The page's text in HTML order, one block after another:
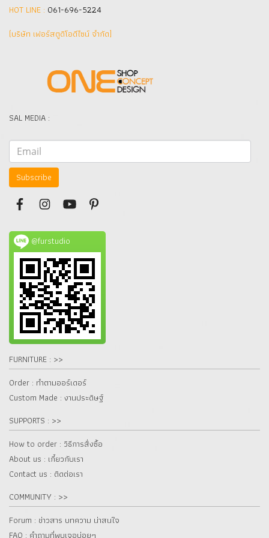
HOT LINE : 061-696-5224
(บริษัท เฟอร์สตูดิโอดีไซน์ จำกัด]
SAL MEDIA :
Subscribe
@furstudio
FURNITURE : >>
Order : ทำตามออร์เดอร์
Custom Made : งานประดิษฐ์
SUPPORTS : >>
How to order : วิธีการสั่งซื้อ
About us : เกี๋ยวกับเรา
Contact us : ติดต่อเรา
COMMUNITY : >>
Forum : ข่าวสาร บทความ น่าสนใจ
FAQ : คำถามที่พบเจอบ่อยๆ